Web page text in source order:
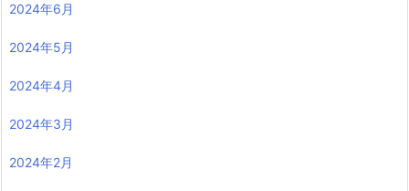
2024年6月
2024年5月
2024年4月
2024年3月
2024年2月